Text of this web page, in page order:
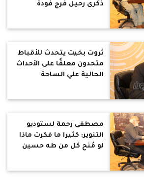
ذكرى رحيل فرج فودة
ثروت بخيت يتحدث للأقباط
متحدون معلقًا على الأحداث
الحالية علي الساحة
مصطفى رحمة لستوديو
التنوير: كثيرا ما فكرت ماذا
لو مُنح كل من طه حسين